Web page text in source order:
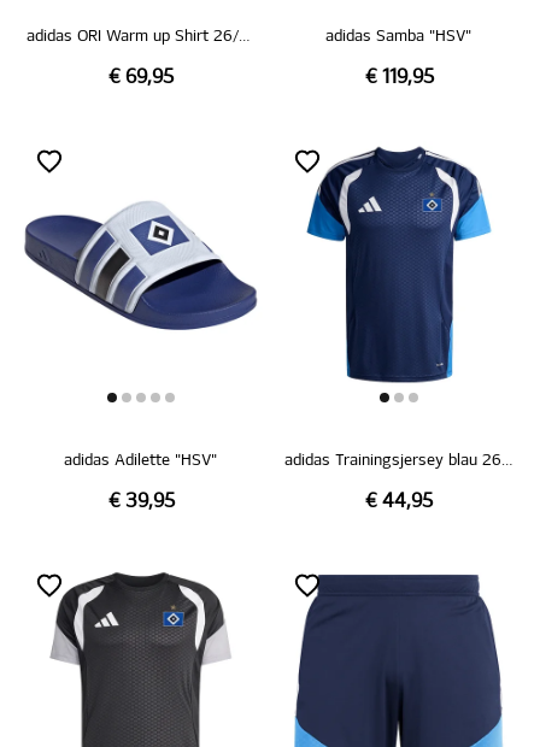
adidas ORI Warm up Shirt 26/27
€ 69,95
adidas Samba "HSV"
€ 119,95
adidas Adilette "HSV"
€ 39,95
adidas Trainingsjersey blau 26/27
€ 44,95